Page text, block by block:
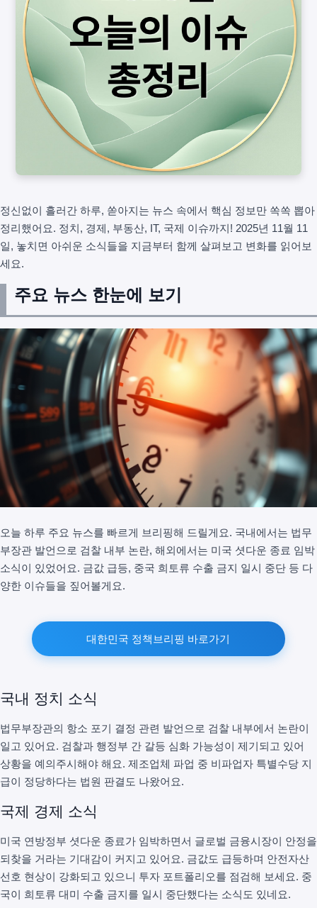
정신없이 흘러간 하루, 쏟아지는 뉴스 속에서 핵심 정보만 쏙쏙 뽑아
정리했어요. 정치, 경제, 부동산, IT, 국제 이슈까지! 2025년 11월 11
일, 놓치면 아쉬운 소식들을 지금부터 함께 살펴보고 변화를 읽어보
세요.
주요 뉴스 한눈에 보기
오늘 하루 주요 뉴스를 빠르게 브리핑해 드릴게요. 국내에서는 법무
부장관 발언으로 검찰 내부 논란, 해외에서는 미국 셧다운 종료 임박
소식이 있었어요. 금값 급등, 중국 희토류 수출 금지 일시 중단 등 다
양한 이슈들을 짚어볼게요.
대한민국 정책브리핑 바로가기
국내 정치 소식
법무부장관의 항소 포기 결정 관련 발언으로 검찰 내부에서 논란이
일고 있어요. 검찰과 행정부 간 갈등 심화 가능성이 제기되고 있어
상황을 예의주시해야 해요. 제조업체 파업 중 비파업자 특별수당 지
급이 정당하다는 법원 판결도 나왔어요.
국제 경제 소식
미국 연방정부 셧다운 종료가 임박하면서 글로벌 금융시장이 안정을
되찾을 거라는 기대감이 커지고 있어요. 금값도 급등하며 안전자산
선호 현상이 강화되고 있으니 투자 포트폴리오를 점검해 보세요. 중
국이 희토류 대미 수출 금지를 일시 중단했다는 소식도 있네요.